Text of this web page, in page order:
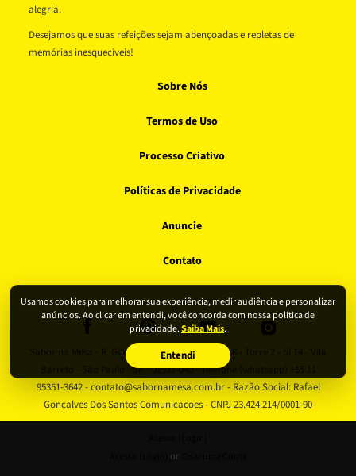
Usamos cookies para melhorar sua experiência, medir audiência e personalizar
anúncios. Ao clicar em entendi, você concorda com nossa política de
privacidade.Saiba Mais.
Entendi
alegria.
Desejamos que suas refeições sejam abençoadas e repletas de
memórias inesquecíveis!
Sobre Nós
Termos de Uso
Processo Criativo
Políticas de Privacidade
Anuncie
Contato
Sabor na Mesa - R. Guerino Giovani Leardini, 516 - Torre 2 - Sl 14 - Vila
Barreto - São Paulo - SP - 02937-040 - Telefone (whatsapp) +55 11
95351-3642 - contato@sabornamesa.com.br - Razão Social: Rafael
Goncalves Dos Santos Comunicacoes - CNPJ 23.424.214/0001-90
or